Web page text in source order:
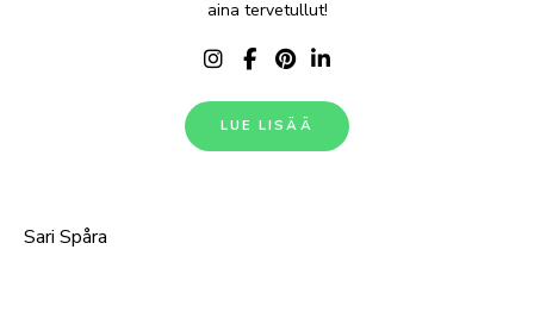
aina tervetullut!
LUE LISÄÄ
Sari Spåra